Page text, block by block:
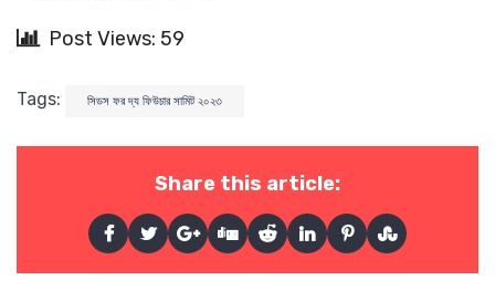
Post Views: 59
Tags: সিডস ফর দ্য ফিউচার সামিট ২০২৩
Share this article: